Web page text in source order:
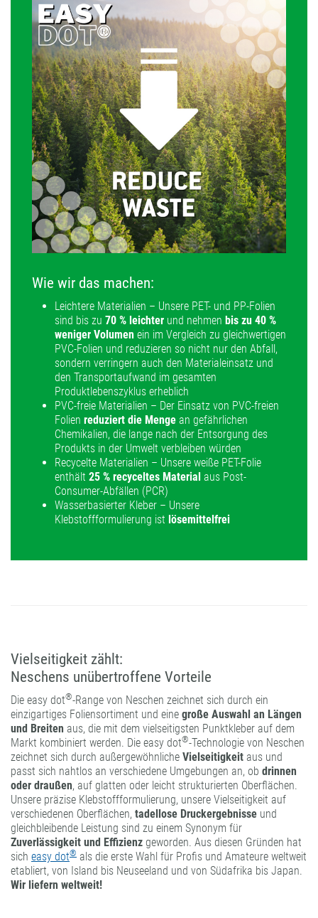
Wie wir das machen:
Leichtere Materialien – Unsere PET- und PP-Folien
sind bis zu 70 % leichter und nehmen bis zu 40 %
weniger Volumen ein im Vergleich zu gleichwertigen
PVC-Folien und reduzieren so nicht nur den Abfall,
sondern verringern auch den Materialeinsatz und
den Transportaufwand im gesamten
Produktlebenszyklus erheblich
PVC-freie Materialien – Der Einsatz von PVC-freien
Folien reduziert die Menge an gefährlichen
Chemikalien, die lange nach der Entsorgung des
Produkts in der Umwelt verbleiben würden
Recycelte Materialien – Unsere weiße PET-Folie
enthält 25 % recyceltes Material aus Post-
Consumer-Abfällen (PCR)
Wasserbasierter Kleber – Unsere
Klebstoffformulierung ist lösemittelfrei
Vielseitigkeit zählt:
Neschens unübertroffene Vorteile
Die easy dot®-Range von Neschen zeichnet sich durch ein
einzigartiges Foliensortiment und eine große Auswahl an Längen
und Breiten aus, die mit dem vielseitigsten Punktkleber auf dem
Markt kombiniert werden. Die easy dot®-Technologie von Neschen
zeichnet sich durch außergewöhnliche Vielseitigkeit aus und
passt sich nahtlos an verschiedene Umgebungen an, ob drinnen
oder draußen, auf glatten oder leicht strukturierten Oberflächen.
Unsere präzise Klebstoffformulierung, unsere Vielseitigkeit auf
verschiedenen Oberflächen, tadellose Druckergebnisse und
gleichbleibende Leistung sind zu einem Synonym für
Zuverlässigkeit und Effizienz geworden. Aus diesen Gründen hat
sich easy dot® als die erste Wahl für Profis und Amateure weltweit
etabliert, von Island bis Neuseeland und von Südafrika bis Japan.
Wir liefern weltweit!